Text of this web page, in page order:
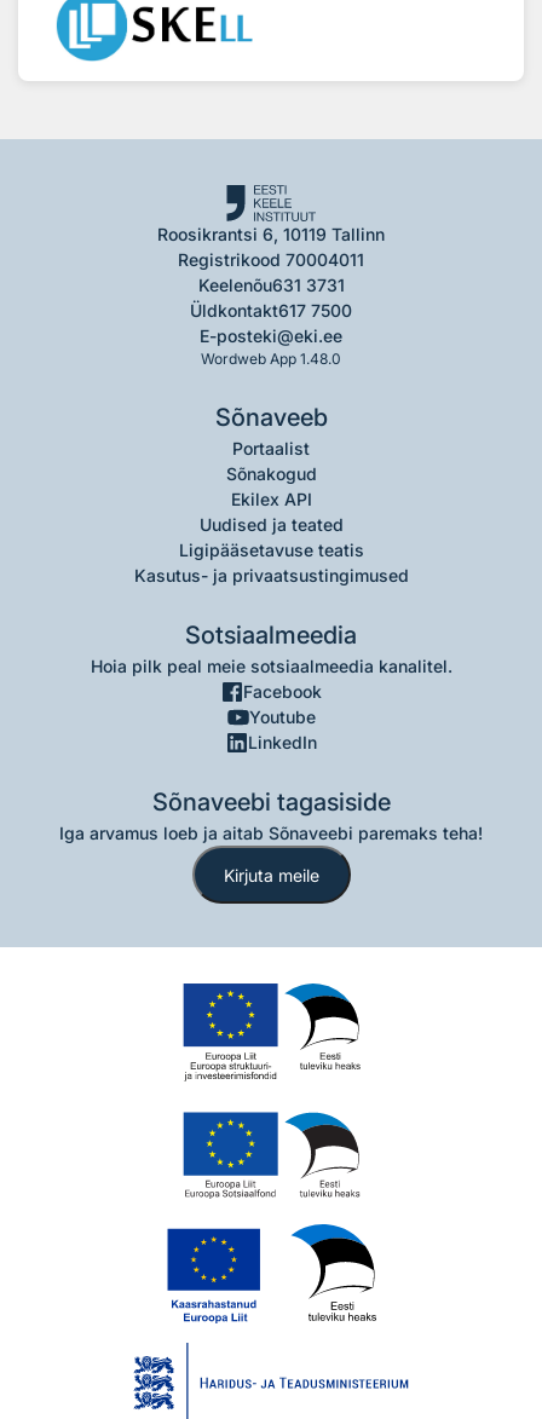
Roosikrantsi 6, 10119 Tallinn
Registrikood 70004011
Keelenõu631 3731
Üldkontakt617 7500
E-posteki@eki.ee
Wordweb App 1.48.0
Sõnaveeb
Portaalist
Sõnakogud
Ekilex API
Uudised ja teated
Ligipääsetavuse teatis
Kasutus- ja privaatsustingimused
Sotsiaalmeedia
Hoia pilk peal meie sotsiaalmeedia kanalitel.
Facebook
Youtube
LinkedIn
Sõnaveebi tagasiside
Iga arvamus loeb ja aitab Sõnaveebi paremaks teha!
Kirjuta meile